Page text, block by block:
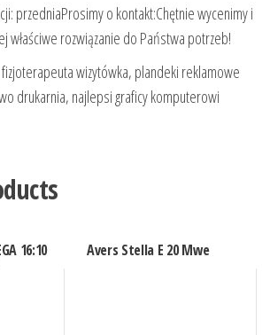
przedniaProsimy o kontakt:Chętnie wycenimy i
właściwe rozwiązanie do Państwa potrzeb!
wizytówka, plandeki reklamowe
drukarnia, najlepsi graficy komputerowi
16:10 Avers Stella E 20 Mwe